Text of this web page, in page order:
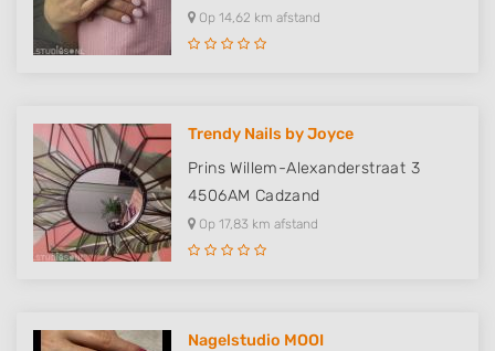
Op 14,62 km afstand
Trendy Nails by Joyce
Prins Willem-Alexanderstraat 3
4506AM Cadzand
Op 17,83 km afstand
Nagelstudio MOOI